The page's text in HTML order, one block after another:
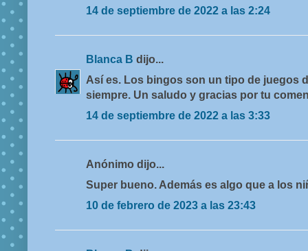
14 de septiembre de 2022 a las 2:24
Blanca B dijo...
Así es. Los bingos son un tipo de juegos
siempre. Un saludo y gracias por tu
14 de septiembre de 2022 a las 3:33
Anónimo dijo...
Super bueno. Además es algo que a los
10 de febrero de 2023 a las 23:43